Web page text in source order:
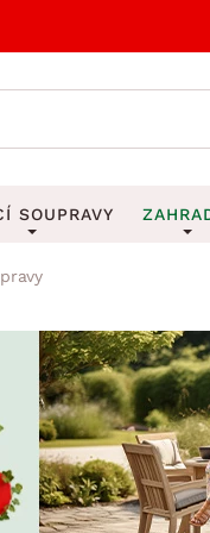
Věšáky na
Stojany na
Stojany na
Stojany na
Zobrazit vše
SOUPRAVY
soupravy do U
sedací soupravy
Sedací soupravy 3-2-1
soupravy na míru